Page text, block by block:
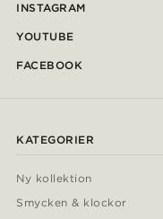
INSTAGRAM
YOUTUBE
FACEBOOK
KATEGORIER
Ny kollektion
Smycken & klockor